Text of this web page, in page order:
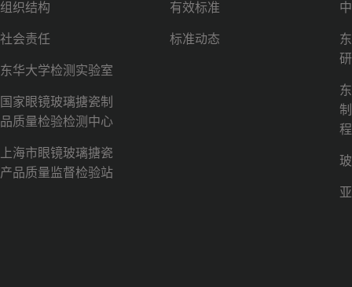
组织结构
社会责任
东华大学检测实验室
国家眼镜玻璃搪瓷制
品质量检验检测中心
上海市眼镜玻璃搪瓷
产品质量监督检验站
有效标准
标准动态